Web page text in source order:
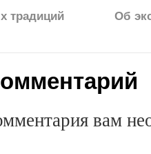
традиций Об
вам